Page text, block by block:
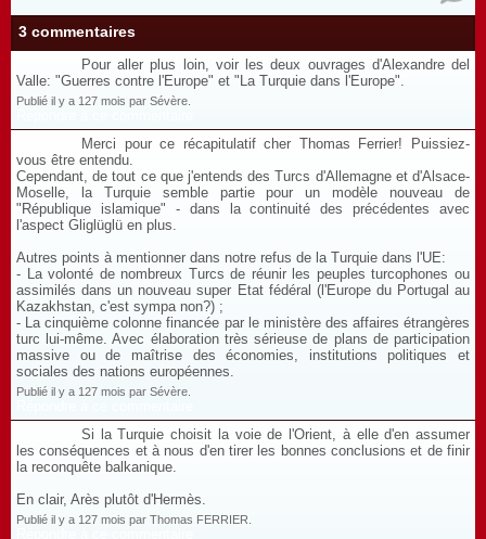
3 commentaires
Pour aller plus loin, voir les deux ouvrages d'Alexandre del
Valle: "Guerres contre l'Europe" et "La Turquie dans l'Europe".
Publié il y a 127 mois par Sévère.
Merci pour ce récapitulatif cher Thomas Ferrier! Puissiez-
vous être entendu.
Cependant, de tout ce que j'entends des Turcs d'Allemagne et d'Alsace-
Moselle, la Turquie semble partie pour un modèle nouveau de
"République islamique" - dans la continuité des précédentes avec
l'aspect Gliglüglü en plus.
Autres points à mentionner dans notre refus de la Turquie dans l'UE:
- La volonté de nombreux Turcs de réunir les peuples turcophones ou
assimilés dans un nouveau super Etat fédéral (l'Europe du Portugal au
Kazakhstan, c'est sympa non?) ;
- La cinquième colonne financée par le ministère des affaires étrangères
turc lui-même. Avec élaboration très sérieuse de plans de participation
massive ou de maîtrise des économies, institutions politiques et
sociales des nations européennes.
Publié il y a 127 mois par Sévère.
Si la Turquie choisit la voie de l'Orient, à elle d'en assumer
les conséquences et à nous d'en tirer les bonnes conclusions et de finir
la reconquête balkanique.
En clair, Arès plutôt d'Hermès.
Publié il y a 127 mois par Thomas FERRIER.